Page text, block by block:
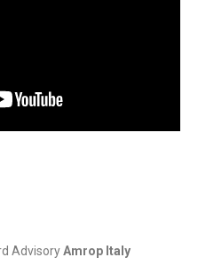
AdvisoryAmrop Italy